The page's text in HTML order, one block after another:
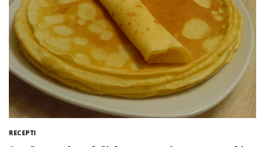
RECEPTI